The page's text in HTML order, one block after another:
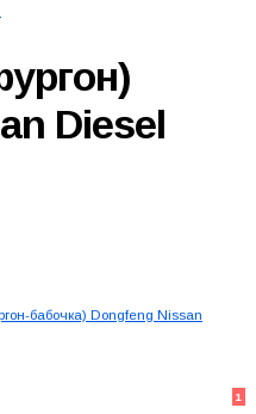
Diesel
бабочка) Dongfeng Nissan
1